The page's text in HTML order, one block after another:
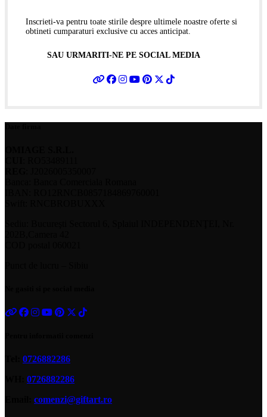
Inscrieti-va pentru toate stirile despre ultimele noastre oferte si
obtineti cumparaturi exclusive cu acces anticipat.
SAU URMARITI-NE PE SOCIAL MEDIA
0726882286
0726882286
comenzi@giftart.ro